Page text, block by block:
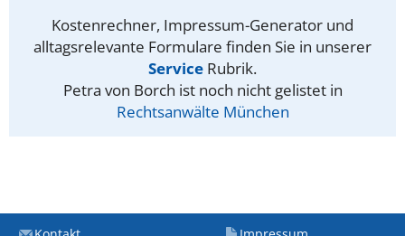
Kostenrechner, Impressum-Generator und
alltagsrelevante Formulare finden Sie in unserer
Service Rubrik.
Petra von Borch ist noch nicht gelistet in
Rechtsanwälte München